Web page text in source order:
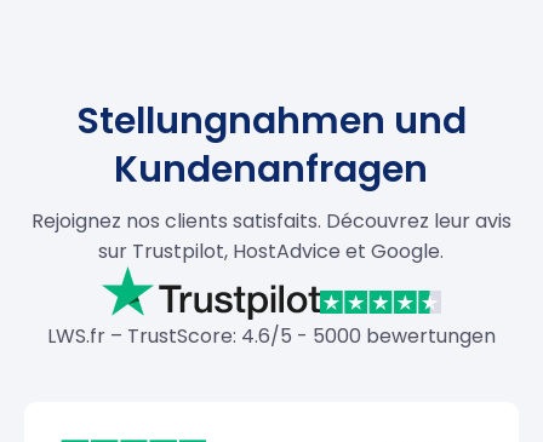
Stellungnahmen und
Kundenanfragen
Rejoignez nos clients satisfaits. Découvrez leur avis
sur Trustpilot, HostAdvice et Google.
LWS.fr – TrustScore: 4.6/5 - 5000 bewertungen